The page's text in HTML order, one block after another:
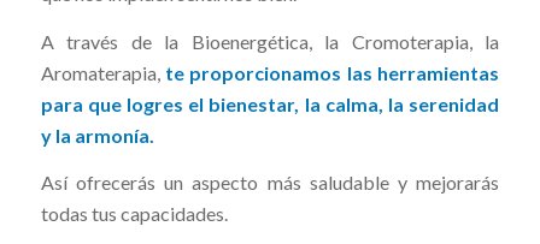
A través de la Bioenergética, la Cromoterapia, la
Aromaterapia, te proporcionamos las herramientas
para que logres el bienestar, la calma, la serenidad
y la armonía.
Así ofrecerás un aspecto más saludable y mejorarás
todas tus capacidades.